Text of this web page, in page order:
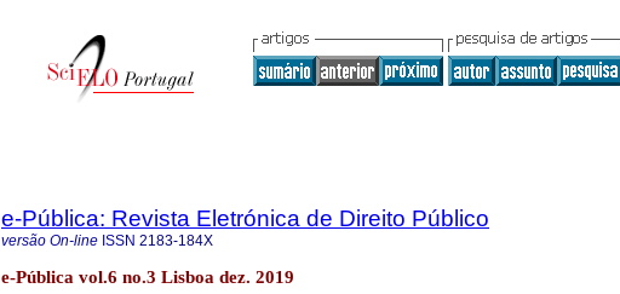
e-Pública: Revista Eletrónica de Direito Público
versão On-line ISSN 2183-184X
e-Pública vol.6 no.3 Lisboa dez. 2019